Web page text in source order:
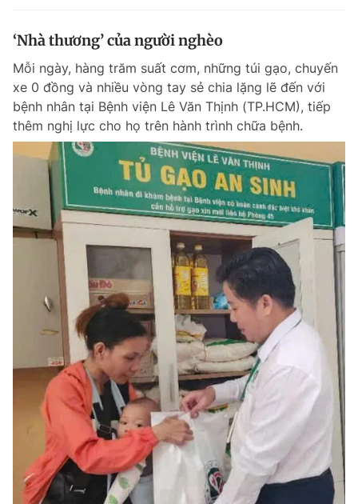
‘Nhà thương’ của người nghèo
Mỗi ngày, hàng trăm suất cơm, những túi gạo, chuyến
xe 0 đồng và nhiều vòng tay sẻ chia lặng lẽ đến với
bệnh nhân tại Bệnh viện Lê Văn Thịnh (TP.HCM), tiếp
thêm nghị lực cho họ trên hành trình chữa bệnh.